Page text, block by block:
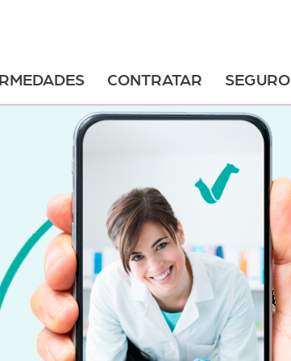
CONTRATAR SEGURO